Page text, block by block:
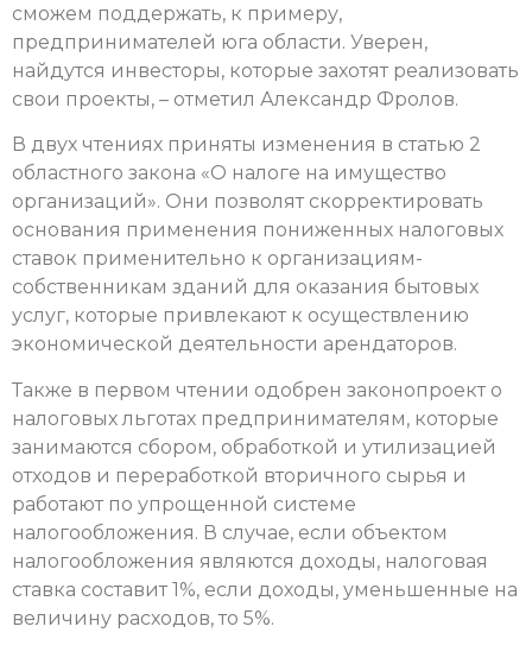
сможем поддержать, к примеру,
предпринимателей юга области. Уверен,
найдутся инвесторы, которые захотят реализовать
свои проекты, – отметил Александр Фролов.
В двух чтениях приняты изменения в статью 2
областного закона «О налоге на имущество
организаций». Они позволят скорректировать
основания применения пониженных налоговых
ставок применительно к организациям-
собственникам зданий для оказания бытовых
услуг, которые привлекают к осуществлению
экономической деятельности арендаторов.
Также в первом чтении одобрен законопроект о
налоговых льготах предпринимателям, которые
занимаются сбором, обработкой и утилизацией
отходов и переработкой вторичного сырья и
работают по упрощенной системе
налогообложения. В случае, если объектом
налогообложения являются доходы, налоговая
ставка составит 1%, если доходы, уменьшенные на
величину расходов, то 5%.